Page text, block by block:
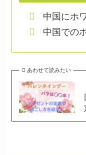
中国にホ
中国での
あわせて読みたい